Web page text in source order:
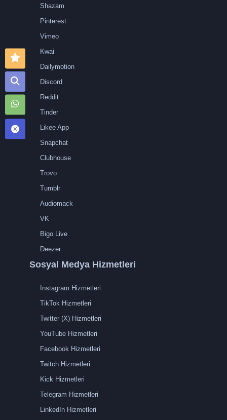
Shazam
Pinterest
Vimeo
Kwai
Dailymotion
Discord
Reddit
Tinder
Likee App
Snapchat
Clubhouse
Trovo
Tumblr
Audiomack
VK
Bigo Live
Deezer
Sosyal Medya Hizmetleri
Instagram Hizmetleri
TikTok Hizmetleri
Twitter (X) Hizmetleri
YouTube Hizmetleri
Facebook Hizmetleri
Twitch Hizmetleri
Kick Hizmetleri
Telegram Hizmetleri
LinkedIn Hizmetleri